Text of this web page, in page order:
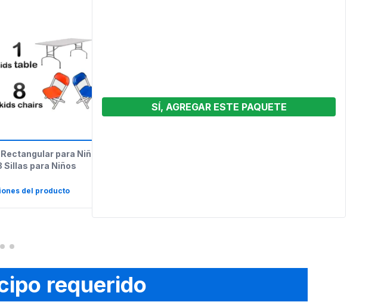
para Niños de 4
Sillas para Niños
del producto
SÍ, AGREGAR ESTE PAQUETE
requerido